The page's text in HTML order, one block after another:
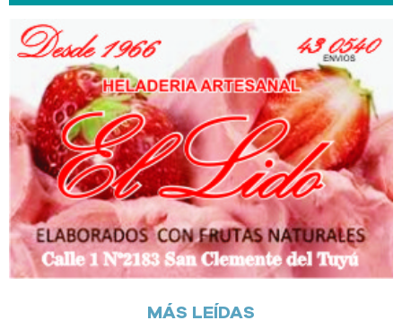
MÁS LEÍDAS